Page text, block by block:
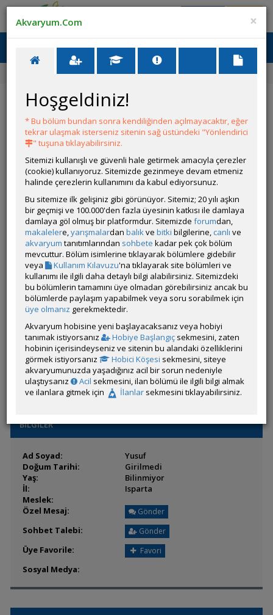
Ana Menü
Ana Sayfa
Forum Üye Profili
ÖZELLİKLER
Kullanıcı Adı:
User4848
Kullanıcı Grubu:
Forum Üyesi
Geri Bildirimleri:
0 adet mevcut.
Aldığı Beğeni:
16
Hesap Durumu:
Aktif
Durumu:
Çevrim Dışı
Üyelik Tarihi:
22 Ağustos 2024 14:11
Son Ziyaret:
23 Temmuz 2026 02:38
Toplam Mesaj:
63 [0.09 Gün Ortalaması]
Paylaşım Sayisı:
7 (Son 6 Ay)
İlan Sayisı:
Üyenin Mesaj ve İlanlarını Gör
Üyenin Açtığı Konuları Gör
Üyenin ÖM Engelini Kaldır
BİLGİLER
Ad Soyad:
Yusuf
Doğum Tarihi:
Girilmedi
Yaş:
Bilinmiyor
İl:
Isparta
Meslek:
Özel Mesaj:
Gönder
Sohbet Talebi: Gönder
Üye Favorile: Favori
Sosyal Medya:
×
Akvaryum.Com
Hoşgeldiniz!
* Bu bölüm bundan sonra kendiliğinden açılmayacaktır, eğer
tekrar ulaşmak isterseniz sitenin sağ üstündeki "Yönlendirici
" tuşuna tıklayabilirsiniz.
Sitemizi kullanışlı ve güvenli hale getirmek amacıyla çerezler
(cookie) kullanıyoruz. Sitemizde gezinmeye devam etmeniz
halinde çerezlerin kullanımını da kabul ediyorsunuz.
Bu sitemize ilk gelişiniz gibi görünüyor. Sitemiz; 20 yılı aşkın
bir geçmişi ve 100.000'den fazla üyesinin katkısı ile damlaya
damlaya göl olmuş bir platformdur. Sitemizde forumdan,
makalelere,yarışmalardan balıkve bitki bilgilerine, canlı ve
akvaryum tanıtımlarından sohbete kadar pek çok bölüm
mevcuttur. Bölüm isimlerine tıklayarak bölümlere gidebilir
veya
Kullanım Kılavuzu'na tıklayarak site bölümleri ve
kullanımı ile ilgili daha detaylı bilgi alabilirsiniz. Sitemizdeki
bu bölümlerin tamamını üye olmadan görebilirsiniz ancak bu
bölümlerde paylaşım yapabilmek veya soru sorabilmek için
üye olmanız gerekmektedir.
Akvaryum hobisine yeni başlayacaksanız veya hobiyi
tanımak istiyorsanız
Hobiye Başlangıç sekmesini, zaten
hobinin içerisindeyseniz ve sitenin bu alandaki özelliklerini
görmek istiyorsanız
Hobici Köşesi sekmesini, siteye
akvaryumunuzda yaşadığınız acil bir sorun nedeniyle
ulaştıysanız
Acil sekmesini, ilan bölümü ile ilgili bilgi almak
ve ilanlara gitmek için
İlanlar sekmesini tıklayabilirsiniz.